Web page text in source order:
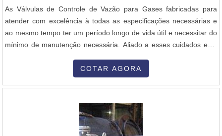
funções adequadamente. Assim, é possível poupar gastos
desnecessários.Existem diversos motivos para a Inovatti
Queimadores Industriais ter se tornado destaque quando
pensamos em uma empresa que entrega confiança e serviços de
consultores associados; Profissionais com vasta experiência na
área de atuação; Pagamento acessível; Escritório de alta qualidade
onde são realizadas as atividades; Matéria-prima de excelente
ESPECIALISTA DO SEGMENTOSomente na Inovatti Queimadores
Industriais tem o que há de melhor no ramo de queimador
As Válvulas de Controle de Vazão para Gases fabricadas para
atender com excelência à todas as especificações necessárias e
ao mesmo tempo ter um período longo de vida útil e necessitar do
mínimo de manutenção necessária. Aliado a esses cuidados está
comprometida em oferecer sempre o que há de melhor no
COTAR AGORA